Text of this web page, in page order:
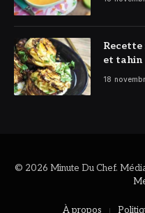
Recette
et tahin
18
© 2026 Minute Du Chef.
À propos